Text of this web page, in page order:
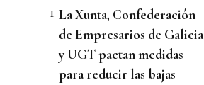
La Xunta, Confederación
de Empresarios de Galicia
y UGT pactan medidas
para reducir las bajas